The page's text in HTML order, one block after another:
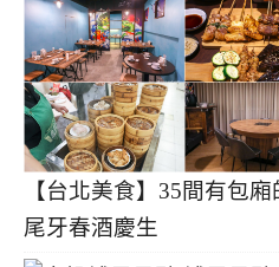
【台北美食】35間有包
尾牙春酒慶生